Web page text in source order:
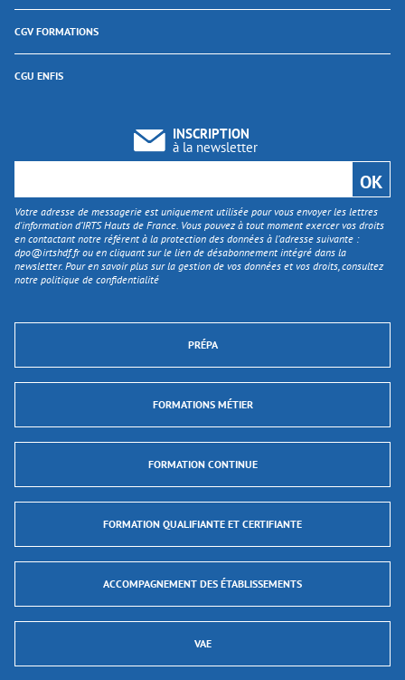
CGV FORMATIONS
CGU ENFIS
INSCRIPTION
à la newsletter
Votre adresse de messagerie est uniquement utilisée pour vous envoyer les lettres
d'information d’IRTS Hauts de France. Vous pouvez à tout moment exercer vos droits
en contactant notre référent à la protection des données à l’adresse suivante :
dpo@irtshdf.frou en cliquant sur le lien de désabonnement intégré dans la
newsletter. Pour en savoir plus sur la gestion de vos données et vos droits, consultez
notre politique de confidentialité
PRÉPA
FORMATIONS MÉTIER
FORMATION CONTINUE
FORMATION QUALIFIANTE ET CERTIFIANTE
ACCOMPAGNEMENT DES ÉTABLISSEMENTS
VAE